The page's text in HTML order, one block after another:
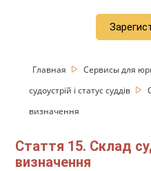
Главная Сервисы для
судоустрій і статус суддів
визначення
Стаття 15. Склад
визначення